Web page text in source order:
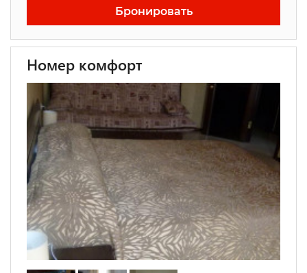
Бронировать
Номер комфорт